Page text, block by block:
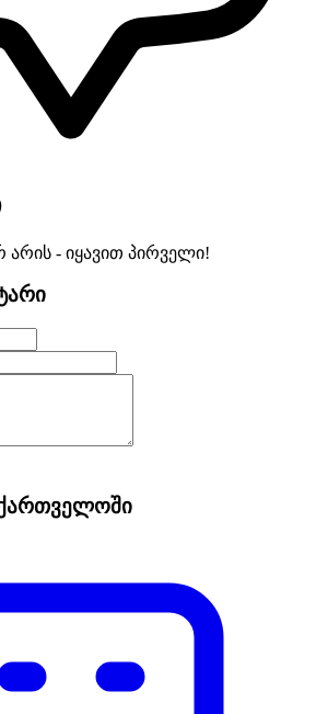
არის - იყავით პირველი!